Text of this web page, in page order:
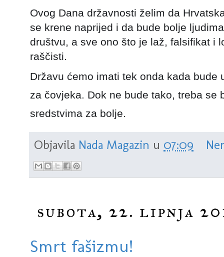
Ovog Dana državnosti želim da
se krene naprijed i da bude bolje
društvu, a sve ono što je laž, falsifikat i
raščisti.
Državu ćemo imati tek onda kada bude
za čovjeka. Dok ne bude tako, treba se
sredstvima za bolje.
Objavila Nada Magazin u 07:09
subota, 22. lipnja
Smrt fašizmu!